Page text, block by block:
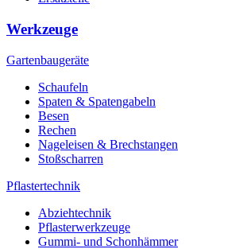
Werkzeuge
Gartenbaugeräte
Schaufeln
Spaten & Spatengabeln
Besen
Rechen
Nageleisen & Brechstangen
Stoßscharren
Pflastertechnik
Abziehtechnik
Pflasterwerkzeuge
Gummi- und Schonhämmer